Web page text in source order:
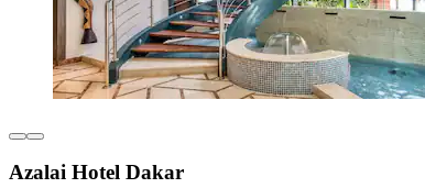
Azalai Hotel Dakar